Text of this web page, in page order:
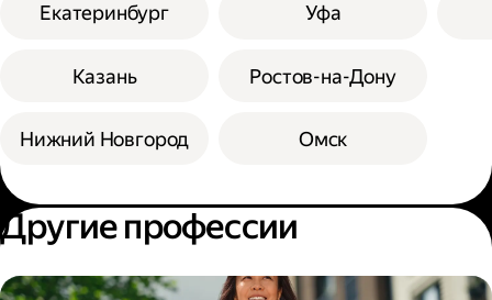
Екатеринбург
Казань
Нижний Новгород
Уфа
Ростов-на-Дону
Омск
Другие профессии